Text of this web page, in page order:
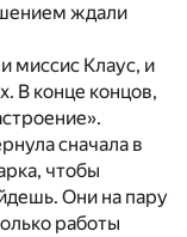
ждали
миссис Клаус, и
В конце концов,
сначала в
чтобы
Они на пару
работы